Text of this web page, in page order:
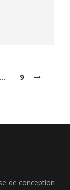
… 9
de conception